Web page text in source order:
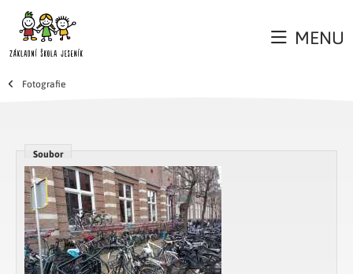
MENU
Fotografie
Soubor